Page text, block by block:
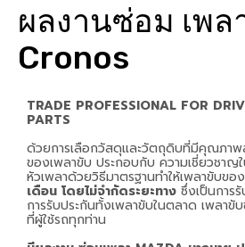
ผลงานซ่อม เพล
Cronos
TRADE PROFESSIONAL FOR
PARTS
ด้วยการเลือกวัสดุและวัตถุดิบที่มีคุณภา
ของเพลาขับ ประกอบกับ ความเชี่ยวชาญ
หัวเพลาด้วยวิธีมาตรฐานทำให้เพลาขับของ
เดือน โดยไม่จำกัดระยะทาง ซึ่งเป็นการ
การรับประกันทั้งเพลาขับในตลาด เพลาขั
ที่ผู้ใช้รถทุกท่าน
Appointment